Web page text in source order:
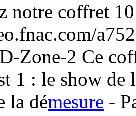
notre coffret
Zone-2 Ce
1 : le show
la démesure -